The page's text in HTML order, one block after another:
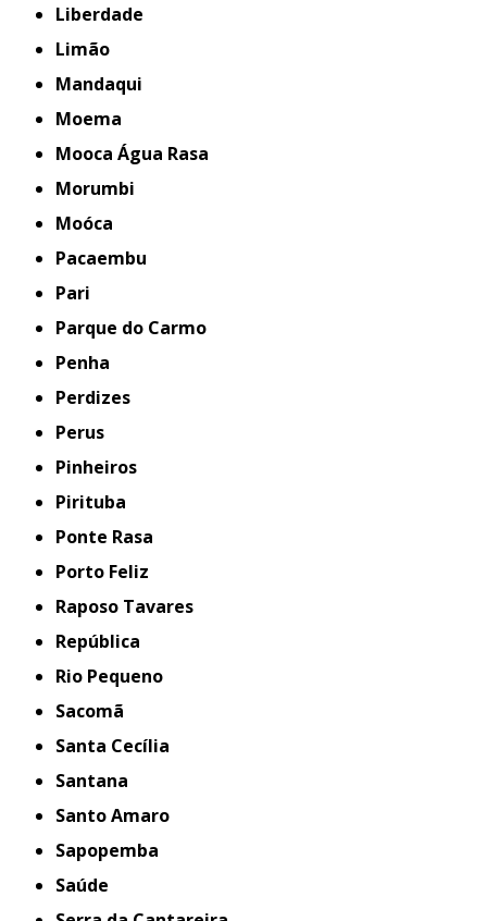
Liberdade
Limão
Mandaqui
Moema
Mooca Água Rasa
Morumbi
Moóca
Pacaembu
Pari
Parque do Carmo
Penha
Perdizes
Perus
Pinheiros
Pirituba
Ponte Rasa
Porto Feliz
Raposo Tavares
República
Rio Pequeno
Sacomã
Santa Cecília
Santana
Santo Amaro
Sapopemba
Saúde